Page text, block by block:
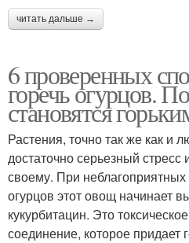
читать дальше →
6 проверенных
горечь огурцов.
становятся
Растения, точно так же как и
достаточно серьезный стресс
своему. При
огурцов этот овощ начинает
кукурбитацин. Это
соединение, которое придает